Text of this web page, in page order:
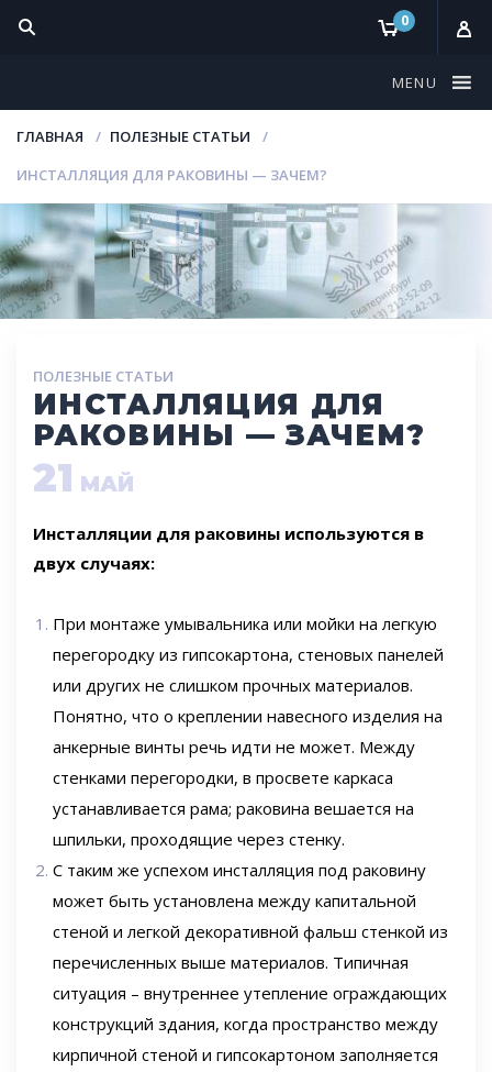
0
MENU
ГЛАВНАЯ
ПОЛЕЗНЫЕ СТАТЬИ
ИНСТАЛЛЯЦИЯ ДЛЯ РАКОВИНЫ — ЗАЧЕМ?
ПОЛЕЗНЫЕ СТАТЬИ
ИНСТАЛЛЯЦИЯ ДЛЯ
РАКОВИНЫ — ЗАЧЕМ?
21 МАЙ
Инсталляции для раковины используются в
двух случаях:
При монтаже умывальника или мойки на легкую
перегородку из гипсокартона, стеновых панелей
или других не слишком прочных материалов.
Понятно, что о креплении навесного изделия на
анкерные винты речь идти не может. Между
стенками перегородки, в просвете каркаса
устанавливается рама; раковина вешается на
шпильки, проходящие через стенку.
С таким же успехом инсталляция под раковину
может быть установлена между капитальной
стеной и легкой декоративной фальш стенкой из
перечисленных выше материалов. Типичная
ситуация – внутреннее утепление ограждающих
конструкций здания, когда пространство между
кирпичной стеной и гипсокартоном заполняется